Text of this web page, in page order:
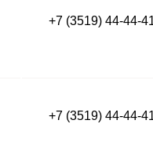
+7 (3519) 44-44-
+7 (3519) 44-44-